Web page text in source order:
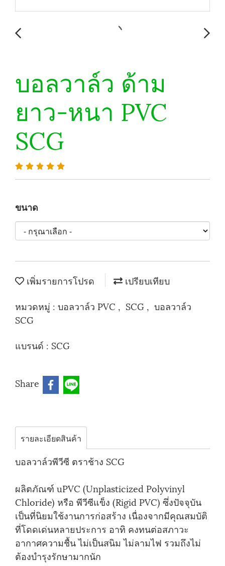
บอลวาล์ว ด้าม
ยาว-หนา PVC
SCG
ขนาด
เพิ่มรายการโปรด
เปรียบเทียบ
หมวดหมู่ : บอลวาล์ว PVC , SCG , บอลวาล์ว
SCG
แบรนด์ : SCG
Share
รายละเอียดสินค้า
บอลวาล์วพีวีซี ตราช้าง SCG
ผลิตภัณฑ์ uPVC (Unplasticized Polyvinyl
Chloride) หรือ พีวีซีแข็ง (Rigid PVC) ซึ่งปัจจุบัน
เป็นที่นิยมใช้งานการก่อสร้าง เนื่องจากมีคุณสมบัติ
ที่โดดเด่นหลายประการ อาทิ คงทนต่อสภาวะ
อากาศความชื้น ไม่เป็นสนิม ไม่ลามไฟ รวมถึงไม่
ต้องบำรุงรักษามากนัก